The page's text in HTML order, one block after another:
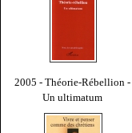
2005 - Théorie-Rébellion -
Un ultimatum